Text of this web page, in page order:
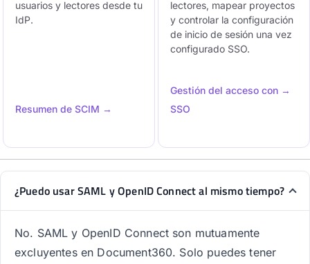
usuarios y lectores desde tu
IdP.
Resumen de SCIM →
lectores, mapear proyectos
y controlar la configuración
de inicio de sesión una vez
configurado SSO.
Gestión del acceso con →
SSO
¿Puedo usar SAML y OpenID Connect al mismo tiempo?
No. SAML y OpenID Connect son mutuamente
excluyentes en Document360. Solo puedes tener